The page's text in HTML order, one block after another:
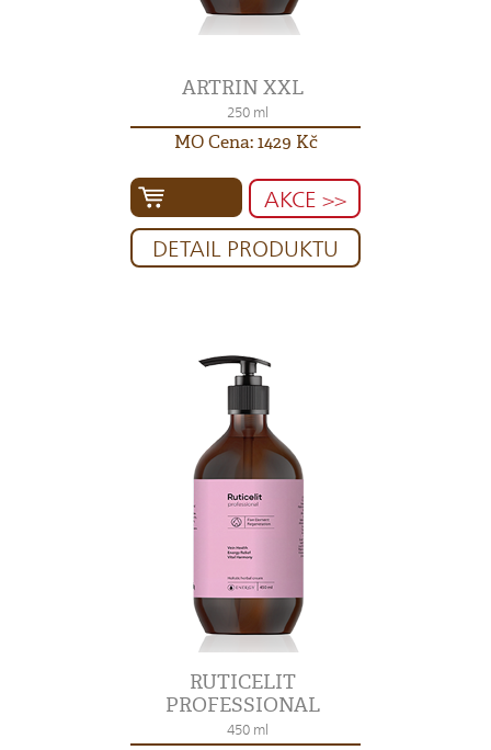
ARTRIN XXL
250 ml
MO Cena: 1429 Kč
AKCE >>
DETAIL PRODUKTU
RUTICELIT
PROFESSIONAL
450 ml